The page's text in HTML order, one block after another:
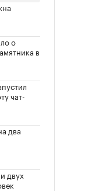
о
в
чат-
два
двух